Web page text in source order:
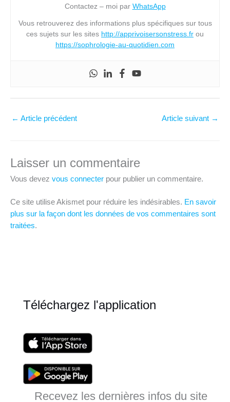
Contactez – moi par WhatsApp
Vous retrouverez des informations plus spécifiques sur tous
ces sujets sur les sites http://apprivoisersonstress.fr ou
https://sophrologie-au-quotidien.com
← Article précédent Article suivant →
Laisser un commentaire
Vous devez vous connecter pour publier un commentaire.
Ce site utilise Akismet pour réduire les indésirables. En savoir
plus sur la façon dont les données de vos commentaires sont
traitées.
Téléchargez l'application
Recevez les dernières infos du site